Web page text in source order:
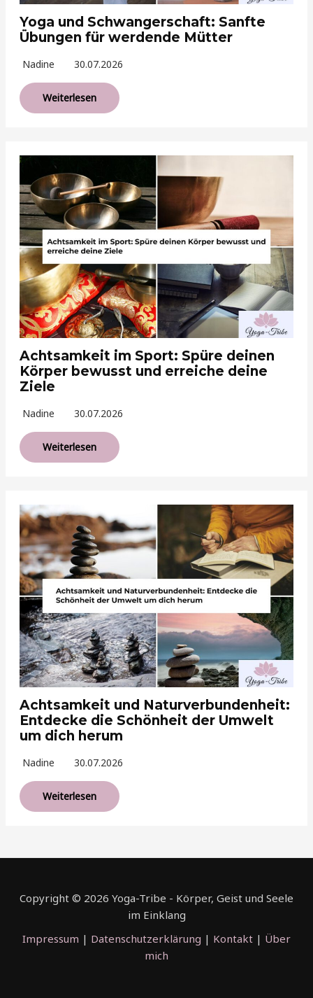
Yoga und Schwangerschaft: Sanfte
Übungen für werdende Mütter
Nadine 30.07.2026
Weiterlesen
Achtsamkeit im Sport: Spüre deinen
Körper bewusst und erreiche deine
Ziele
Nadine 30.07.2026
Weiterlesen
Achtsamkeit und Naturverbundenheit:
Entdecke die Schönheit der Umwelt
um dich herum
Nadine 30.07.2026
Weiterlesen
Copyright © 2026 Yoga-Tribe - Körper, Geist und Seele
im Einklang
Impressum | Datenschutzerklärung | Kontakt | Über
mich